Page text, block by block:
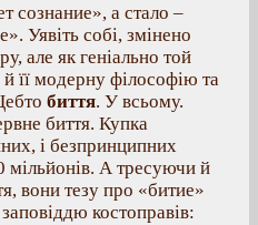
сознание», а стало –
Уявіть собі, змінено
але як геніально той
її модерну філософію та
биття. У всьому.
биття. Купка
і безпринципних
мільйонів. А тресуючи й
вони тезу про «битие»
костоправів: